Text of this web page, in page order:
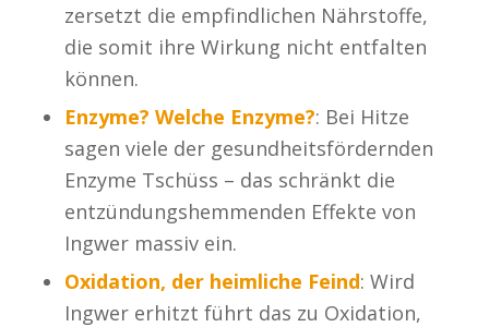
zersetzt die empfindlichen Nährstoffe,
die somit ihre Wirkung nicht entfalten
können.
Enzyme? Welche Enzyme?: Bei Hitze
sagen viele der gesundheitsfördernden
Enzyme Tschüss – das schränkt die
entzündungshemmenden Effekte von
Ingwer massiv ein.
Oxidation, der heimliche Feind: Wird
Ingwer erhitzt führt das zu Oxidation,